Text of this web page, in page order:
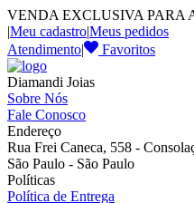
VENDA EXCLUSIVA PARA
|Meu cadastro|Meus pedidos
Atendimento| Favoritos
Diamandi Joias
Sobre Nós
Fale Conosco
Endereço
Rua Frei Caneca, 558 -
São Paulo - São Paulo
Políticas
Política de Entrega